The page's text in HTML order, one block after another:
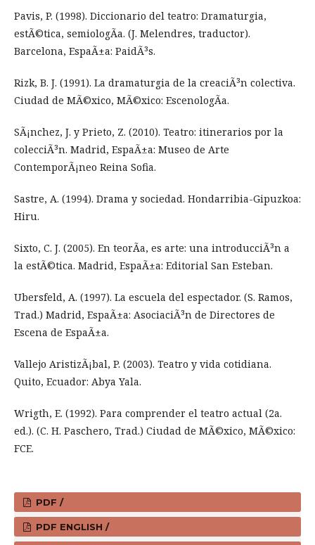
Pavis, P. (1998). Diccionario del teatro: Dramaturgia,
estÃ©tica, semiologÃ­a. (J. Melendres, traductor).
Barcelona, EspaÃ±a: PaidÃ³s.
Rizk, B. J. (1991). La dramaturgia de la creaciÃ³n colectiva.
Ciudad de MÃ©xico, MÃ©xico: EscenologÃ­a.
SÃ¡nchez, J. y Prieto, Z. (2010). Teatro: itinerarios por la
colecciÃ³n. Madrid, EspaÃ±a: Museo de Arte
ContemporÃ¡neo Reina Sofia.
Sastre, A. (1994). Drama y sociedad. Hondarribia-Gipuzkoa:
Hiru.
Sixto, C. J. (2005). En teorÃ­a, es arte: una introducciÃ³n a
la estÃ©tica. Madrid, EspaÃ±a: Editorial San Esteban.
Ubersfeld, A. (1997). La escuela del espectador. (S. Ramos,
Trad.) Madrid, EspaÃ±a: AsociaciÃ³n de Directores de
Escena de EspaÃ±a.
Vallejo AristizÃ¡bal, P. (2003). Teatro y vida cotidiana.
Quito, Ecuador: Abya Yala.
Wrigth, E. (1992). Para comprender el teatro actual (2a.
ed.). (C. H. Paschero, Trad.) Ciudad de MÃ©xico, MÃ©xico:
FCE.
PDF /
PDF ENGLISH /